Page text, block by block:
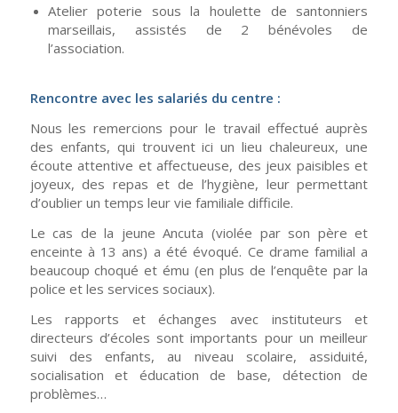
Atelier poterie sous la houlette de santonniers
marseillais, assistés de 2 bénévoles de
l’association.
Rencontre avec les salariés du centre :
Nous les remercions pour le travail effectué auprès
des enfants, qui trouvent ici un lieu chaleureux, une
écoute attentive et affectueuse, des jeux paisibles et
joyeux, des repas et de l’hygiène, leur permettant
d’oublier un temps leur vie familiale difficile.
Le cas de la jeune Ancuta (violée par son père et
enceinte à 13 ans) a été évoqué. Ce drame familial a
beaucoup choqué et ému (en plus de l’enquête par la
police et les services sociaux).
Les rapports et échanges avec instituteurs et
directeurs d’écoles sont importants pour un meilleur
suivi des enfants, au niveau scolaire, assiduité,
socialisation et éducation de base, détection de
problèmes…